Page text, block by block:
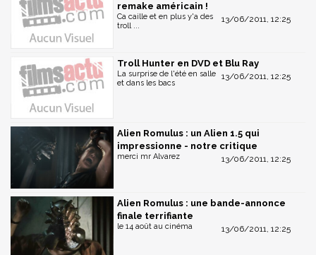
remake américain !
13/06/2011, 12:25
Ca caille et en plus y'a des
troll ...
Troll Hunter en DVD et Blu Ray
13/06/2011, 12:25
La surprise de l'été en salle
et dans les bacs
Alien Romulus : un Alien 1.5 qui
impressionne - notre critique
13/06/2011, 12:25
merci mr Alvarez
Alien Romulus : une bande-annonce
finale terrifiante
13/06/2011, 12:25
le 14 août au cinéma